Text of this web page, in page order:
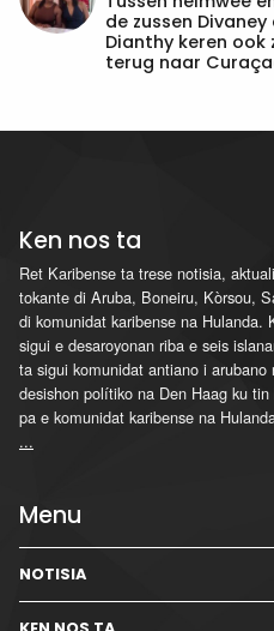
de zussen Divaney
Dianthy keren ook
terug naar
Ken nos ta
Ret Karibense ta trese notisia,
tokante di Aruba, Boneiru, Kòrsou,
di komunidat karibense na
sigui e desaroyonan riba e seis
ta sigui komunidat antiano i
desishon polítiko na Den Haag ku
pa e komunidat karibense na
...
Menu
NOTISIA